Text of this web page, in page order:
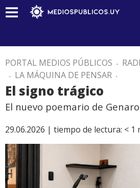
PORTAL MEDIOS PÚBLICOS .
. LA MÁQUINA DE PENSAR .
El signo trágico
El nuevo poemario de
29.06.2026 | tiempo de lectura: < 1